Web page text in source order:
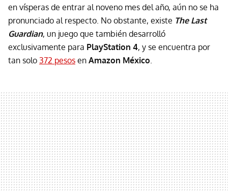
en vísperas de entrar al noveno mes del año, aún no se ha
pronunciado al respecto. No obstante, existe The Last
Guardian, un juego que también desarrolló
exclusivamente para PlayStation 4, y se encuentra por
tan solo 372 pesos en Amazon México.